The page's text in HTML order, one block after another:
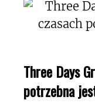
Three Days
potrzebna